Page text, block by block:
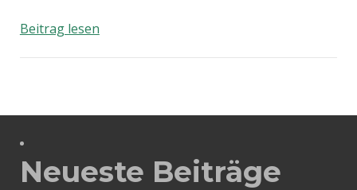
Beitrag lesenGolden
Neueste Beiträge